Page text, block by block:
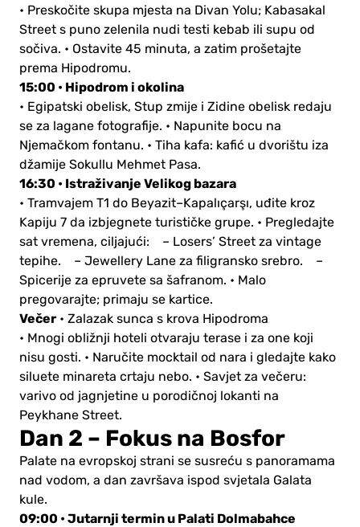
• Preskočite skupa mjesta na Divan Yolu; Kabasakal
Street s puno zelenila nudi testi kebab ili supu od
sočiva. • Ostavite 45 minuta, a zatim prošetajte
prema Hipodromu.
15:00 • Hipodrom i okolina
• Egipatski obelisk, Stup zmije i Zidine obelisk redaju
se za lagane fotografije. • Napunite bocu na
Njemačkom fontanu. • Tiha kafa: kafić u dvorištu iza
džamije Sokullu Mehmet Pasa.
16:30 • Istraživanje Velikog bazara
• Tramvajem T1 do Beyazit–Kapalıçarşı, uđite kroz
Kapiju 7 da izbjegnete turističke grupe. • Pregledajte
sat vremena, ciljajući: – Losers’ Street za vintage
tepihe. – Jewellery Lane za filigransko srebro. –
Spicerije za epruvete sa šafranom. • Malo
pregovarajte; primaju se kartice.
Večer • Zalazak sunca s krova Hipodroma
• Mnogi obližnji hoteli otvaraju terase i za one koji
nisu gosti. • Naručite mocktail od nara i gledajte kako
siluete minareta crtaju nebo. • Savjet za večeru:
varivo od jagnjetine u porodičnoj lokanti na
Peykhane Street.
Dan 2 – Fokus na Bosfor
Palate na evropskoj strani se susreću s panoramama
nad vodom, a dan završava ispod svjetala Galata
kule.
09:00 • Jutarnji termin u Palati Dolmabahce